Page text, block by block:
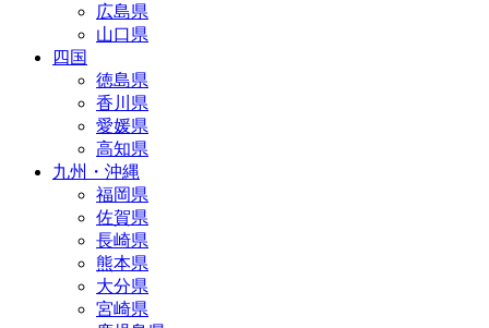
広島県
山口県
四国
徳島県
香川県
愛媛県
高知県
九州・沖縄
福岡県
佐賀県
長崎県
熊本県
大分県
宮崎県